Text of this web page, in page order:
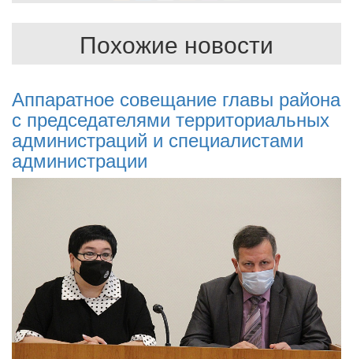
Похожие новости
Аппаратное совещание главы района
с председателями территориальных
администраций и специалистами
администрации